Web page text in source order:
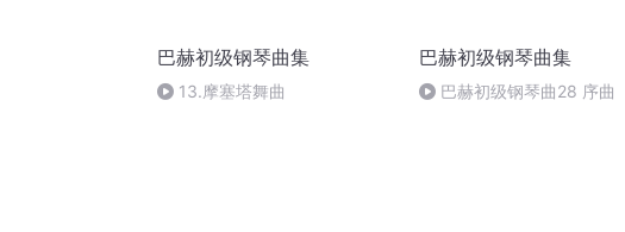
巴赫初级钢琴曲集
13.摩塞塔舞曲
巴赫初级钢琴曲集
巴赫初级钢琴曲28 序曲